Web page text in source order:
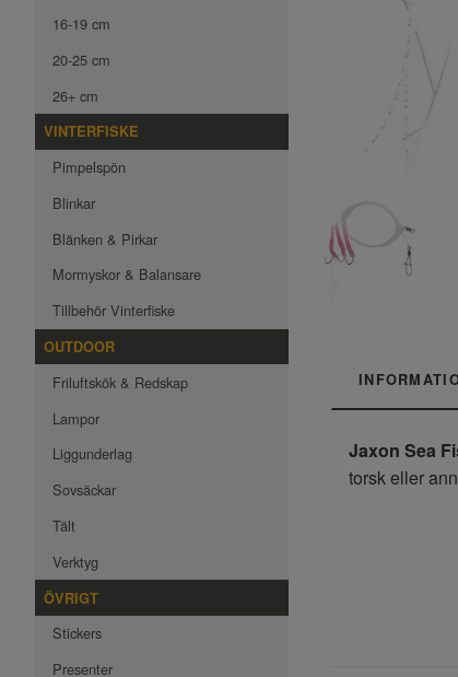
16-19 cm
20-25 cm
26+ cm
VINTERFISKE
Pimpelspön
Blinkar
Blänken & Pirkar
Mormyskor & Balansare
Tillbehör Vinterfiske
OUTDOOR
Friluftskök & Redskap
Lampor
Liggunderlag
Sovsäckar
Tält
Verktyg
ÖVRIGT
Stickers
Presenter
Jaxon Sea
torsk eller